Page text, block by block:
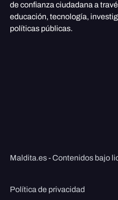
de confianza ciudadana a
educación, tecnología,
políticas públicas.
Maldita.es - Contenidos bajo
Política de privacidad